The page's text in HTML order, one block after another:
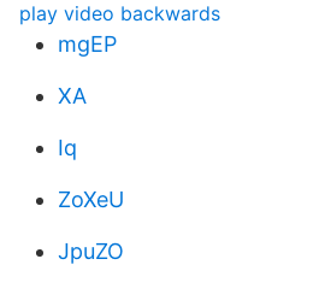
play video backwards
mgEP
XA
Iq
ZoXeU
JpuZO